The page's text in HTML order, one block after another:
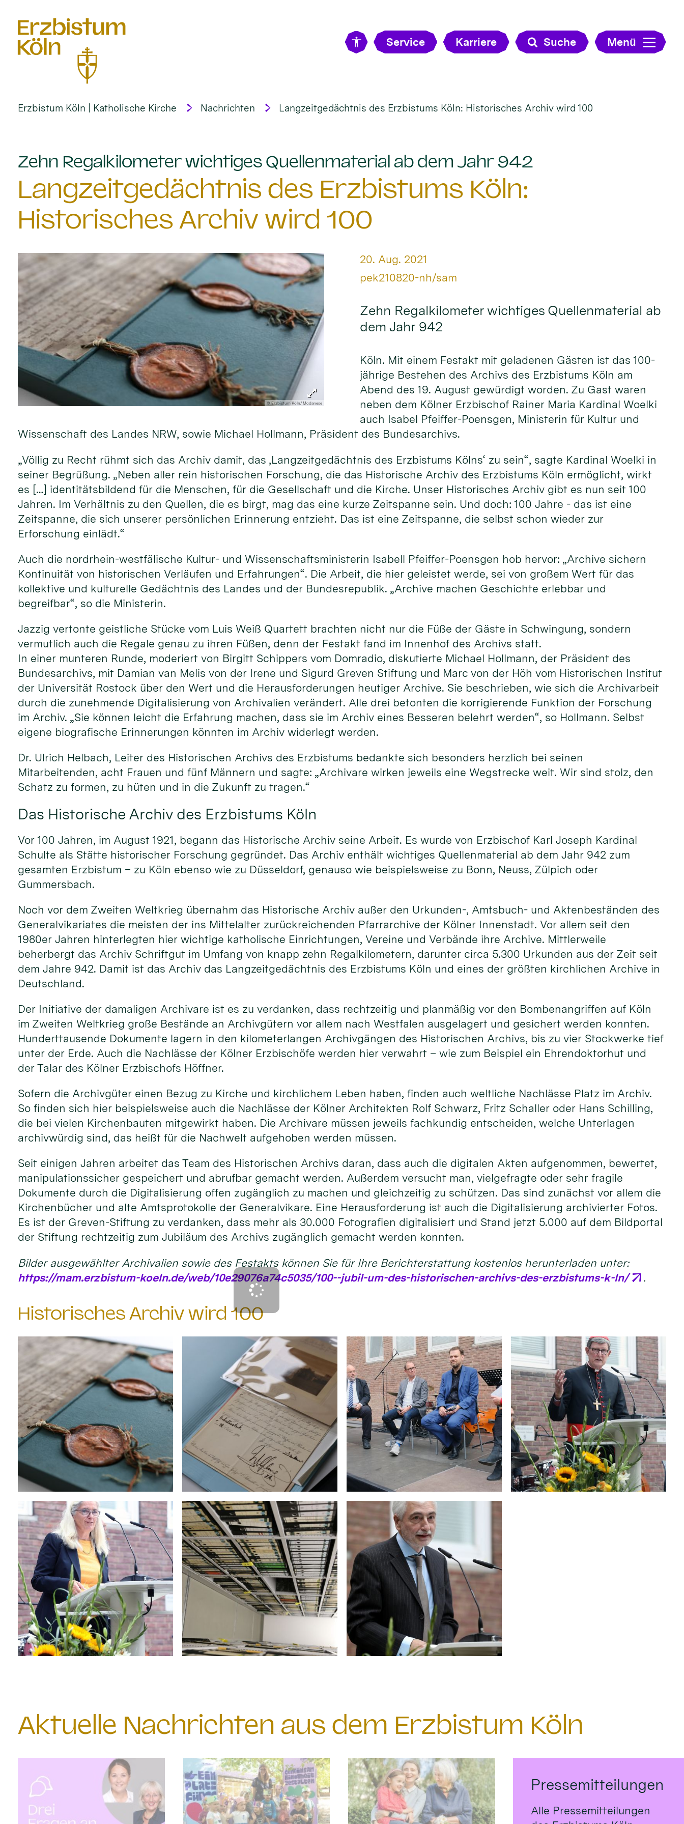
Service Karriere Suche Menü
Erzbistum Köln | Katholische Kirche Nachrichten Langzeitgedächtnis des Erzbistums Köln: Historisches Archiv wird 100
Zehn Regalkilometer wichtiges Quellenmaterial ab dem Jahr 942
Langzeitgedächtnis des Erzbistums Köln:
Historisches Archiv wird 100
© Erzbistum Köln/ Modanese
Datum:
20. Aug. 2021
Von:
pek210820-nh/sam
Zehn Regalkilometer wichtiges Quellenmaterial ab
dem Jahr 942
Köln. Mit einem Festakt mit geladenen Gästen ist das 100-
jährige Bestehen des Archivs des Erzbistums Köln am
Abend des 19. August gewürdigt worden. Zu Gast waren
neben dem Kölner Erzbischof Rainer Maria Kardinal Woelki
auch Isabel Pfeiffer-Poensgen, Ministerin für Kultur und
Wissenschaft des Landes NRW, sowie Michael Hollmann, Präsident des Bundesarchivs.
„Völlig zu Recht rühmt sich das Archiv damit, das ‚Langzeitgedächtnis des Erzbistums Kölns‘ zu sein“, sagte Kardinal Woelki in
seiner Begrüßung. „Neben aller rein historischen Forschung, die das Historische Archiv des Erzbistums Köln ermöglicht, wirkt
es […] identitätsbildend für die Menschen, für die Gesellschaft und die Kirche. Unser Historisches Archiv gibt es nun seit 100
Jahren. Im Verhältnis zu den Quellen, die es birgt, mag das eine kurze Zeitspanne sein. Und doch: 100 Jahre - das ist eine
Zeitspanne, die sich unserer persönlichen Erinnerung entzieht. Das ist eine Zeitspanne, die selbst schon wieder zur
Erforschung einlädt.“
Auch die nordrhein-westfälische Kultur- und Wissenschaftsministerin Isabell Pfeiffer-Poensgen hob hervor: „Archive sichern
Kontinuität von historischen Verläufen und Erfahrungen“. Die Arbeit, die hier geleistet werde, sei von großem Wert für das
kollektive und kulturelle Gedächtnis des Landes und der Bundesrepublik. „Archive machen Geschichte erlebbar und
begreifbar“, so die Ministerin.
Jazzig vertonte geistliche Stücke vom Luis Weiß Quartett brachten nicht nur die Füße der Gäste in Schwingung, sondern
vermutlich auch die Regale genau zu ihren Füßen, denn der Festakt fand im Innenhof des Archivs statt.
In einer munteren Runde, moderiert von Birgitt Schippers vom Domradio, diskutierte Michael Hollmann, der Präsident des
Bundesarchivs, mit Damian van Melis von der Irene und Sigurd Greven Stiftung und Marc von der Höh vom Historischen Institut
der Universität Rostock über den Wert und die Herausforderungen heutiger Archive. Sie beschrieben, wie sich die Archivarbeit
durch die zunehmende Digitalisierung von Archivalien verändert. Alle drei betonten die korrigierende Funktion der Forschung
im Archiv. „Sie können leicht die Erfahrung machen, dass sie im Archiv eines Besseren belehrt werden“, so Hollmann. Selbst
eigene biografische Erinnerungen könnten im Archiv widerlegt werden.
Dr. Ulrich Helbach, Leiter des Historischen Archivs des Erzbistums bedankte sich besonders herzlich bei seinen
Mitarbeitenden, acht Frauen und fünf Männern und sagte: „Archivare wirken jeweils eine Wegstrecke weit. Wir sind stolz, den
Schatz zu formen, zu hüten und in die Zukunft zu tragen.“
Das Historische Archiv des Erzbistums Köln
Vor 100 Jahren, im August 1921, begann das Historische Archiv seine Arbeit. Es wurde von Erzbischof Karl Joseph Kardinal
Schulte als Stätte historischer Forschung gegründet. Das Archiv enthält wichtiges Quellenmaterial ab dem Jahr 942 zum
gesamten Erzbistum – zu Köln ebenso wie zu Düsseldorf, genauso wie beispielsweise zu Bonn, Neuss, Zülpich oder
Gummersbach.
Noch vor dem Zweiten Weltkrieg übernahm das Historische Archiv außer den Urkunden-, Amtsbuch- und Aktenbeständen des
Generalvikariates die meisten der ins Mittelalter zurückreichenden Pfarrarchive der Kölner Innenstadt. Vor allem seit den
1980er Jahren hinterlegten hier wichtige katholische Einrichtungen, Vereine und Verbände ihre Archive. Mittlerweile
beherbergt das Archiv Schriftgut im Umfang von knapp zehn Regalkilometern, darunter circa 5.300 Urkunden aus der Zeit seit
dem Jahre 942. Damit ist das Archiv das Langzeitgedächtnis des Erzbistums Köln und eines der größten kirchlichen Archive in
Deutschland.
Der Initiative der damaligen Archivare ist es zu verdanken, dass rechtzeitig und planmäßig vor den Bombenangriffen auf Köln
im Zweiten Weltkrieg große Bestände an Archivgütern vor allem nach Westfalen ausgelagert und gesichert werden konnten.
Hunderttausende Dokumente lagern in den kilometerlangen Archivgängen des Historischen Archivs, bis zu vier Stockwerke tief
unter der Erde. Auch die Nachlässe der Kölner Erzbischöfe werden hier verwahrt – wie zum Beispiel ein Ehrendoktorhut und
der Talar des Kölner Erzbischofs Höffner.
Sofern die Archivgüter einen Bezug zu Kirche und kirchlichem Leben haben, finden auch weltliche Nachlässe Platz im Archiv.
So finden sich hier beispielsweise auch die Nachlässe der Kölner Architekten Rolf Schwarz, Fritz Schaller oder Hans Schilling,
die bei vielen Kirchenbauten mitgewirkt haben. Die Archivare müssen jeweils fachkundig entscheiden, welche Unterlagen
archivwürdig sind, das heißt für die Nachwelt aufgehoben werden müssen.
Seit einigen Jahren arbeitet das Team des Historischen Archivs daran, dass auch die digitalen Akten aufgenommen, bewertet,
manipulationssicher gespeichert und abrufbar gemacht werden. Außerdem versucht man, vielgefragte oder sehr fragile
Dokumente durch die Digitalisierung offen zugänglich zu machen und gleichzeitig zu schützen. Das sind zunächst vor allem die
Kirchenbücher und alte Amtsprotokolle der Generalvikare. Eine Herausforderung ist auch die Digitalisierung archivierter Fotos.
Es ist der Greven-Stiftung zu verdanken, dass mehr als 30.000 Fotografien digitalisiert und Stand jetzt 5.000 auf dem Bildportal
der Stiftung rechtzeitig zum Jubiläum des Archivs zugänglich gemacht werden konnten.
Bilder ausgewählter Archivalien sowie des Festakts können Sie für Ihre Berichterstattung kostenlos herunterladen unter:
https://mam.erzbistum-koeln.de/web/10e29076a74c5035/100--jubil-um-des-historischen-archivs-des-erzbistums-k-ln/
.
Historisches Archiv wird 100
Aktuelle Nachrichten aus dem Erzbistum Köln
Pressemitteilungen
Alle Pressemitteilungen